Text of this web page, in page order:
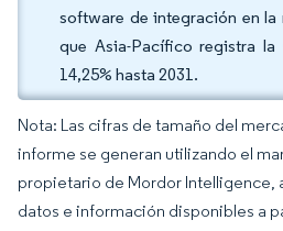
software de integración en la
que Asia-Pacífico registra
14,25% hasta 2031.
Nota: Las cifras de tamaño del
informe se generan utilizando el
propietario de Mordor Intelligence,
datos e información disponibles a